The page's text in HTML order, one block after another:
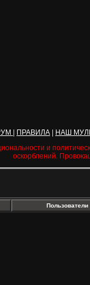
ПРАВИЛА
НАШ
и
оскорблений.
Пользователи